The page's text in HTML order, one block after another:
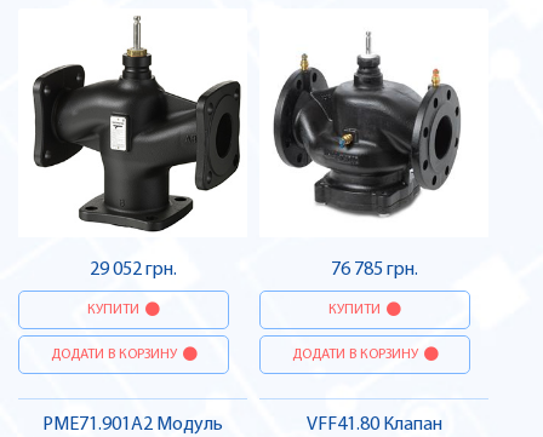
29 052 грн.
КУПИТИ
ДОДАТИ В КОРЗИНУ
76 785 грн.
КУПИТИ
ДОДАТИ В КОРЗИНУ
PME71.901A2 Модуль
VFF41.80 Клапан